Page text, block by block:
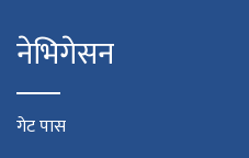
नेभिगेसन
गेट पास